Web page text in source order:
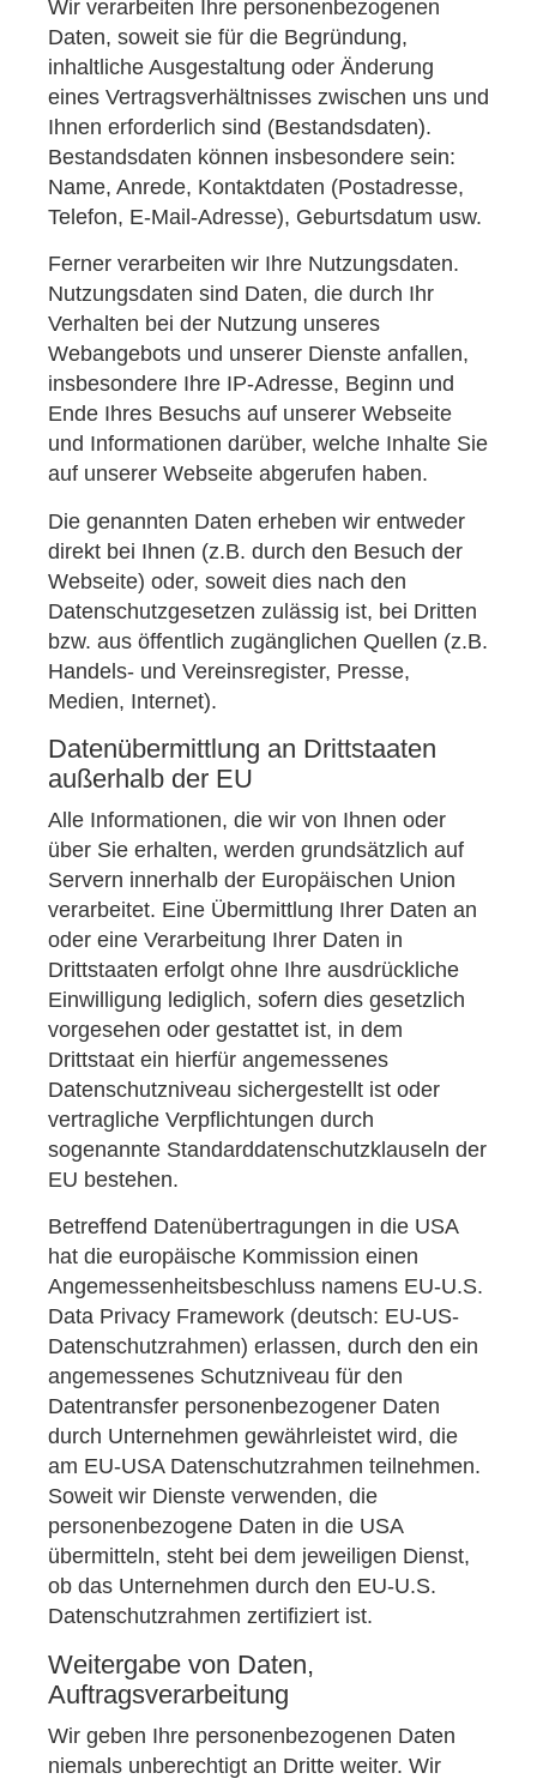
Wir verarbeiten Ihre personenbezogenen
Daten, soweit sie für die Begründung,
inhaltliche Ausgestaltung oder Änderung
eines Vertragsverhältnisses zwischen uns und
Ihnen erforderlich sind (Bestandsdaten).
Bestandsdaten können insbesondere sein:
Name, Anrede, Kontaktdaten (Postadresse,
Telefon, E-Mail-Adresse), Geburts­datum usw.
Ferner verarbeiten wir Ihre Nutzungsdaten.
Nutzungsdaten sind Daten, die durch Ihr
Verhalten bei der Nutzung unseres
Webangebots und unserer Dienste anfallen,
insbesondere Ihre IP-Adresse, Beginn und
Ende Ihres Besuchs auf unserer Webseite
und Informationen darüber, welche Inhalte Sie
auf unserer Webseite abgerufen haben.
Die genannten Daten erheben wir entweder
direkt bei Ihnen (z.B. durch den Besuch der
Webseite) oder, soweit dies nach den
Datenschutzgesetzen zulässig ist, bei Dritten
bzw. aus öffentlich zugänglichen Quellen (z.B.
Handels- und Vereinsregister, Presse,
Medien, Internet).
Datenübermittlung an Drittstaaten
außerhalb der EU
Alle Informationen, die wir von Ihnen oder
über Sie erhalten, werden grundsätzlich auf
Servern innerhalb der Europäischen Union
verarbeitet. Eine Übermittlung Ihrer Daten an
oder eine Verarbeitung Ihrer Daten in
Drittstaaten erfolgt ohne Ihre ausdrückliche
Einwilligung lediglich, sofern dies gesetzlich
vorgesehen oder gestattet ist, in dem
Drittstaat ein hierfür angemessenes
Datenschutzniveau sichergestellt ist oder
vertragliche Verpflichtungen durch
sogenannte Standarddatenschutzklauseln der
EU bestehen.
Betreffend Datenübertragungen in die USA
hat die europäische Kommission einen
Angemessenheitsbeschluss namens EU-U.S.
Data Privacy Framework (deutsch: EU-US-
Datenschutzrahmen) erlassen, durch den ein
angemessenes Schutzniveau für den
Datentransfer personenbezogener Daten
durch Unternehmen gewährleistet wird, die
am EU-USA Datenschutzrahmen teilnehmen.
Soweit wir Dienste verwenden, die
personenbezogene Daten in die USA
übermitteln, steht bei dem jeweiligen Dienst,
ob das Unternehmen durch den EU-U.S.
Datenschutzrahmen zertifiziert ist.
Weitergabe von Daten,
Auftragsverarbeitung
Wir geben Ihre personenbezogenen Daten
niemals unberechtigt an Dritte weiter. Wir